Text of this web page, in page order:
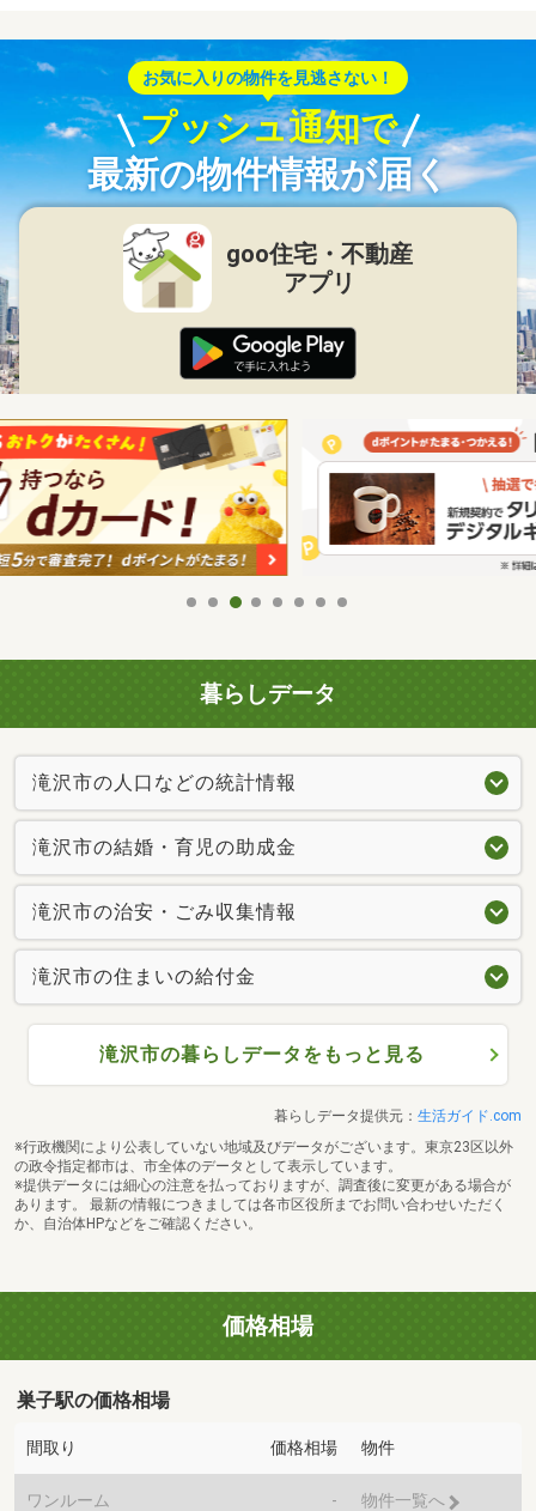
お気に入りの物件を見逃さない！
プッシュ通知で
最新の物件情報が届く
goo住宅・不動産
アプリ
暮らしデータ
滝沢市の人口などの統計情報
滝沢市の結婚・育児の助成金
滝沢市の治安・ごみ収集情報
滝沢市の住まいの給付金
滝沢市の暮らしデータをもっと見る
暮らしデータ提供元： 生活ガイド.com
※行政機関により公表していない地域及びデータがございます。東京23区以外
の政令指定都市は、市全体のデータとして表示しています。
※提供データには細心の注意を払っておりますが、調査後に変更がある場合が
あります。 最新の情報につきましては各市区役所までお問い合わせいただく
か、自治体HPなどをご確認ください。
価格相場
巣子駅の価格相場
間取り 価格相場 物件
ワンルーム - 物件一覧へ